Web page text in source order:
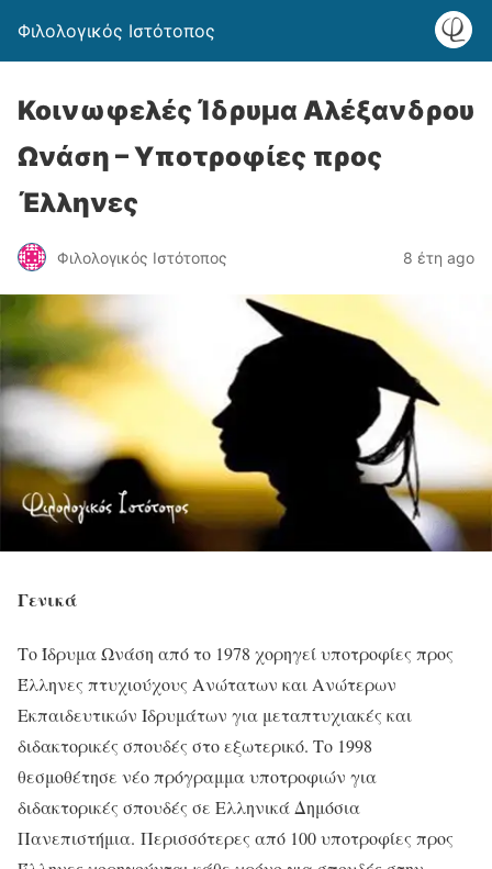
Φιλολογικός Ιστότοπος
Κοινωφελές Ίδρυμα Αλέξανδρου
Ωνάση – Υποτροφίες προς
Έλληνες
Φιλολογικός Ιστότοπος 8 έτη ago
Γενικά
Το Ίδρυμα Ωνάση από το 1978 χορηγεί υποτροφίες προς
Έλληνες πτυχιούχους Ανώτατων και Ανώτερων
Εκπαιδευτικών Ιδρυμάτων για μεταπτυχιακές και
διδακτορικές σπουδές στο εξωτερικό. Το 1998
θεσμοθέτησε νέο πρόγραμμα υποτροφιών για
διδακτορικές σπουδές σε Ελληνικά Δημόσια
Πανεπιστήμια. Περισσότερες από 100 υποτροφίες προς